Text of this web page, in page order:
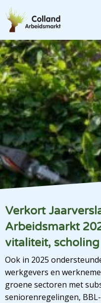
Verkort
Arbeidsmarkt
vitaliteit,
Ook in 2025
werkgevers en
groene sectoren met
seniorenregelingen,